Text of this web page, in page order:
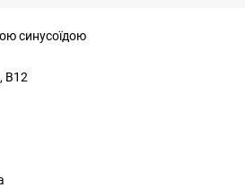
синусоїдою
В12